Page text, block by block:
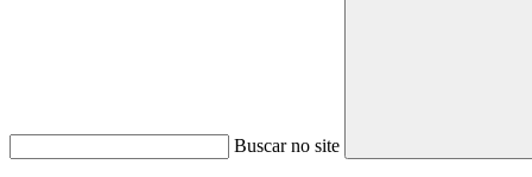
Buscar no site